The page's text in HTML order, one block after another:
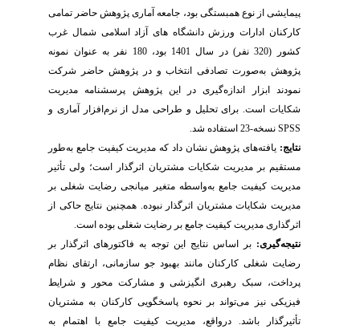
پیمایشی از نوع همبستگی بود، جامعه آماری پژوهش حاضر تمامی
کارکنان ادارات ورزش دانشگاه های آزاد اسلامی شمال غرب
کشور (320 نفر) در سال 1401 بود، 180 نفر به عنوان نمونه
پژوهش به‌صورت تصادفی انتخاب و در پژوهش حاضر شرکت
نمودند ابزار اندازه‌گیری در این پژوهش پرسشنامه مدیریت
شکایات است. برای تحلیل و طراحی مدل از نرم‌افزار آماری و
SPSS نسخه-23 استفاده شد.
نتایج:یافته‌های پژوهش نشان داد که مدیریت کیفیت جامع به‌طور
مستقیم بر مدیریت شکایات مشتریان اثرگذار است؛ ولی تأثیر
مدیریت کیفیت جامع به‌واسطه متغیر میانجی رضایت شغلی بر
مدیریت شکایات مشتریان اثرگذار نبوده. همچنین نتایج حاکی از
اثرگذاری مدیریت کیفیت جامع بر رضایت شغلی بوده است.
نتیجه‌گیری: بر اساس نتایج این توجه به فاکتورهای اثرگذار بر
رضایت شغلی کارکنان مانند بهبود جو سازمانی، ارتقای نظام
پرداخت، سبک رهبری انگیزشی و مشارکت محور و شرایط
فیزیکی نیز می‌تواند بر نحوه پاسخگویی کارکنان به مشتریان
تأثیرگذار باشد.
درواقع، مدیریت کیفیت جامع با اهتمام به